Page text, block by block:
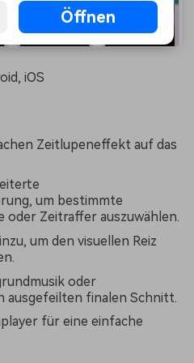
iOS
Zeitlupeneffekt auf das
um bestimmte
Zeitraffer auszuwählen.
um den visuellen Reiz
oder
ausgefeilten finalen Schnitt.
für eine einfache
Öffnen